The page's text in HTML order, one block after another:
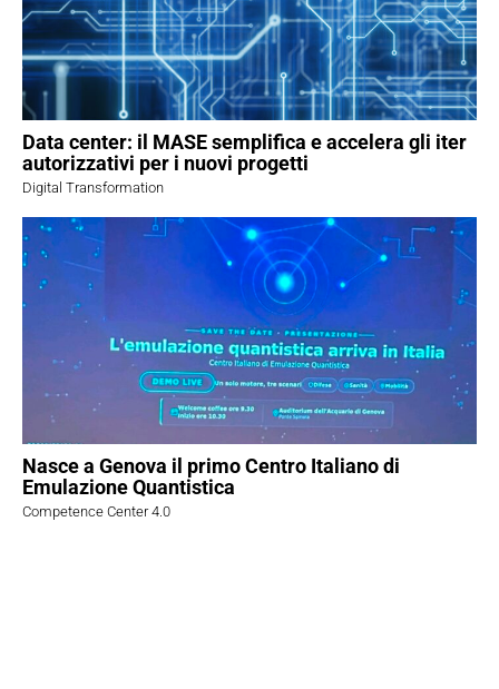
Data center: il MASE semplifica e accelera gli iter
autorizzativi per i nuovi progetti
Digital Transformation
Nasce a Genova il primo Centro Italiano di
Emulazione Quantistica
Competence Center 4.0